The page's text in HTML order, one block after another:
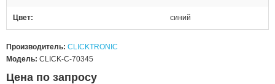
Цвет синий
Производитель: CLICKTRONIC
Модель: CLICK-C-70345
Цена по запросу